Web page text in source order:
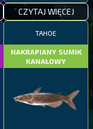
CZYTAJ WIĘCEJ
TAHOE
NAKRAPIANY SUMIK
KANAŁOWY